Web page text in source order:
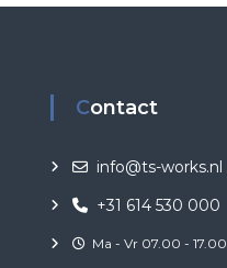
Contact
info@ts-works.nl
+31 614 530 000
Ma - Vr 07.00 - 17.00